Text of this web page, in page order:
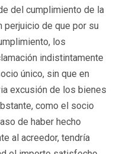
del cumplimiento de la
perjuicio de que por su
los
indistintamente
único, sin que en
excusión de los bienes
como el socio
de haber hecho
al acreedor, tendría